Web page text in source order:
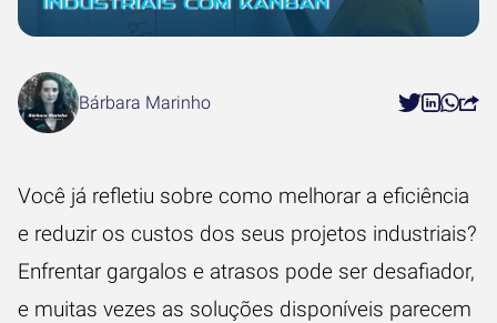
Bárbara Marinho
Você já refletiu sobre como melhorar a eficiência
e reduzir os custos dos seus projetos industriais?
Enfrentar gargalos e atrasos pode ser desafiador,
e muitas vezes as soluções disponíveis parecem